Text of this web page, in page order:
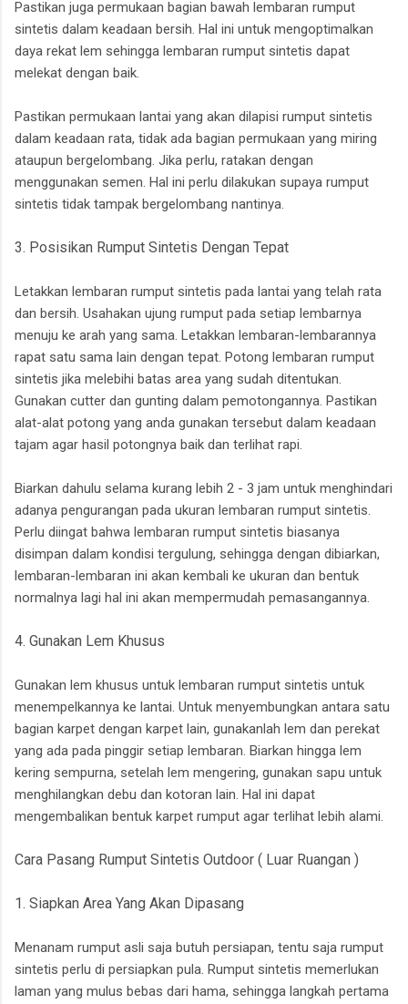
Pastikan juga permukaan bagian bawah lembaran rumput
sintetis dalam keadaan bersih. Hal ini untuk mengoptimalkan
daya rekat lem sehingga lembaran rumput sintetis dapat
melekat dengan baik.
Pastikan permukaan lantai yang akan dilapisi rumput sintetis
dalam keadaan rata, tidak ada bagian permukaan yang miring
ataupun bergelombang. Jika perlu, ratakan dengan
menggunakan semen. Hal ini perlu dilakukan supaya rumput
sintetis tidak tampak bergelombang nantinya.
3. Posisikan Rumput Sintetis Dengan Tepat
Letakkan lembaran rumput sintetis pada lantai yang telah rata
dan bersih. Usahakan ujung rumput pada setiap lembarnya
menuju ke arah yang sama. Letakkan lembaran-lembarannya
rapat satu sama lain dengan tepat. Potong lembaran rumput
sintetis jika melebihi batas area yang sudah ditentukan.
Gunakan cutter dan gunting dalam pemotongannya. Pastikan
alat-alat potong yang anda gunakan tersebut dalam keadaan
tajam agar hasil potongnya baik dan terlihat rapi.
Biarkan dahulu selama kurang lebih 2 - 3 jam untuk menghindari
adanya pengurangan pada ukuran lembaran rumput sintetis.
Perlu diingat bahwa lembaran rumput sintetis biasanya
disimpan dalam kondisi tergulung, sehingga dengan dibiarkan,
lembaran-lembaran ini akan kembali ke ukuran dan bentuk
normalnya lagi hal ini akan mempermudah pemasangannya.
4. Gunakan Lem Khusus
Gunakan lem khusus untuk lembaran rumput sintetis untuk
menempelkannya ke lantai. Untuk menyembungkan antara satu
bagian karpet dengan karpet lain, gunakanlah lem dan perekat
yang ada pada pinggir setiap lembaran. Biarkan hingga lem
kering sempurna, setelah lem mengering, gunakan sapu untuk
menghilangkan debu dan kotoran lain. Hal ini dapat
mengembalikan bentuk karpet rumput agar terlihat lebih alami.
Cara Pasang Rumput Sintetis Outdoor ( Luar Ruangan )
1. Siapkan Area Yang Akan Dipasang
Menanam rumput asli saja butuh persiapan, tentu saja rumput
sintetis perlu di persiapkan pula. Rumput sintetis memerlukan
laman yang mulus bebas dari hama, sehingga langkah pertama